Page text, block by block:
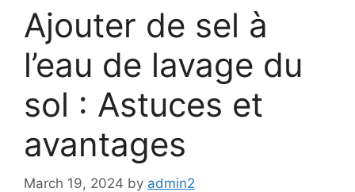
Ajouter de sel à
l’eau de lavage du
sol : Astuces et
avantages
March 19, 2024 by admin2